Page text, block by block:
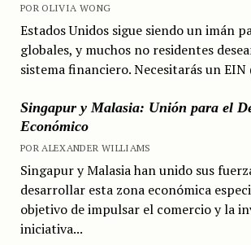
POR OLIVIA WONG
Estados Unidos sigue siendo un imán
globales, y muchos no residentes
sistema financiero. Necesitarás un EIN
Singapur y Malasia: Unión para el
Económico
POR ALEXANDER WILLIAMS
Singapur y Malasia han unido sus
desarrollar esta zona económica
objetivo de impulsar el comercio y la
iniciativa...